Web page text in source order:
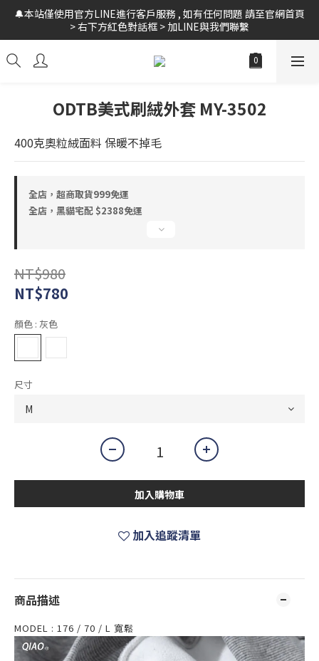
🚛全館 滿$999 超商免運 // 黑貓宅配 $2388 免運 // 新會員領$10購
物金
🔔本站僅使用官方LINE進行客戶服務 , 如有任何問題 請至官網首頁
> 右下方紅色對話框 > 加LINE與我們聯繫
🚛全館 滿$999 超商免運 // 黑貓宅配 $2388 免運 // 新會員領$10購
物金
ODTB美式刷絨外套 MY-3502
400克奧粒絨面料 保暖不掉毛
全店，超商取貨999免運
全店，黑貓宅配 $2388免運
NT$980
NT$780
顏色 : 灰色
尺寸
加入購物車
加入追蹤清單
商品描述
MODEL : 176 / 70 / L 寬鬆